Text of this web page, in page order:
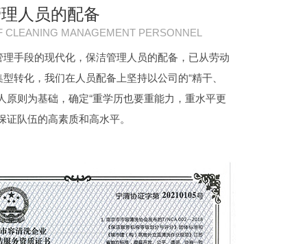
人员的配备
CLEANING MANAGEMENT PERSONNEL
手段的现代化，保洁管理人员的配备，已从劳动
转化，我们在人员配备上坚持以公司的“精干、
原则为基础，确定“重学历也要重能力，重水平更
证队伍的高素质和高水平。